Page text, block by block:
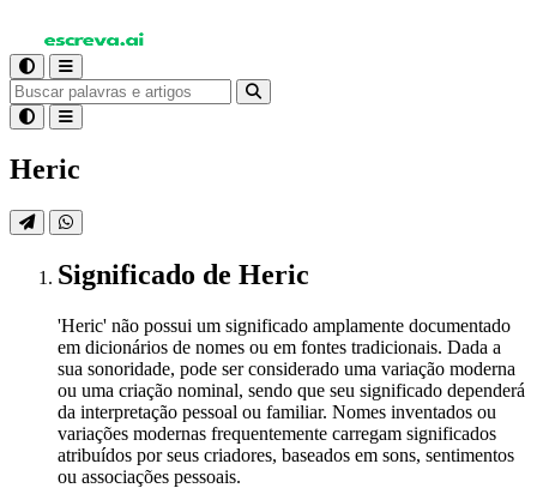
Heric
Significado de Heric
'Heric' não possui um significado amplamente documentado
em dicionários de nomes ou em fontes tradicionais. Dada a
sua sonoridade, pode ser considerado uma variação moderna
ou uma criação nominal, sendo que seu significado dependerá
da interpretação pessoal ou familiar. Nomes inventados ou
variações modernas frequentemente carregam significados
atribuídos por seus criadores, baseados em sons, sentimentos
ou associações pessoais.